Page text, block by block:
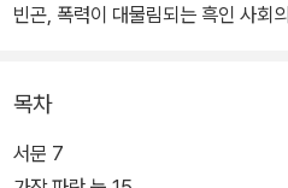
빈곤, 폭력이 대물림되는 흑인 사회
평가받는 이 작품을 정소영 번역가
다. 또 작가가 1993년에 쓴 서문이
돕는다.
목차
서문 7